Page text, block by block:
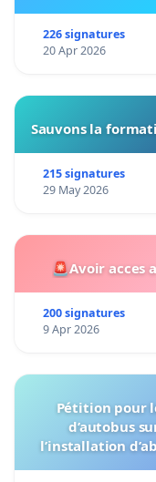
226 signatures
20 Apr 2026
Sauvons la
215 signatures
29 May 2026
🚨Avoir acces
200 signatures
9 Apr 2026
Pétition pour
d’autobus
l’installation